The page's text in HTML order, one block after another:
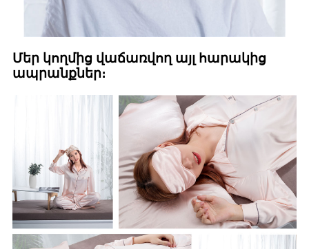
Մեր կողմից վաճառվող այլ հարակից
ապրանքներ։